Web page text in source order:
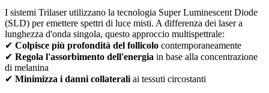
I sistemi Trilaser utilizzano la tecnologia Super Luminescent Diode
(SLD) per emettere spettri di luce misti. A differenza dei laser a
lunghezza d'onda singola, questo approccio multispettrale:
✔ Colpisce più profondità del follicolo contemporaneamente
✔ Regola l'assorbimento dell'energia in base alla concentrazione
di melanina
✔ Minimizza i danni collaterali ai tessuti circostanti